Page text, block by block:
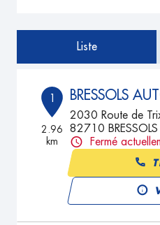
Liste
1
2.96
km
BRESSOLS
2030 Route de
82710 BRESSOLS
Fermé